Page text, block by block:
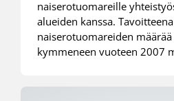
naiserotuomareille
alueiden kanssa.
naiserotuomareiden
kymmeneen vuoteen 2007